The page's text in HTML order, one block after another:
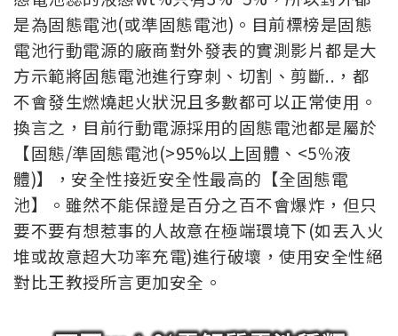
是為固態電池(或準固態電池)。目前標榜是固態
電池行動電源的廠商對外發表的實測影片都是大
方示範將固態電池進行穿刺、切割、剪斷..，都
不會發生燃燒起火狀況且多數都可以正常使用。
換言之，目前行動電源採用的固態電池都是屬於
【固態/準固態電池(>95%以上固體、<5％液
體)】，安全性接近安全性最高的【全固態電
池】。雖然不能保證是百分之百不會爆炸，但只
要不要有想惹事的人故意在極端環境下(如丟入火
堆或故意超大功率充電)進行破壞，使用安全性絕
對比王教授所言更加安全。